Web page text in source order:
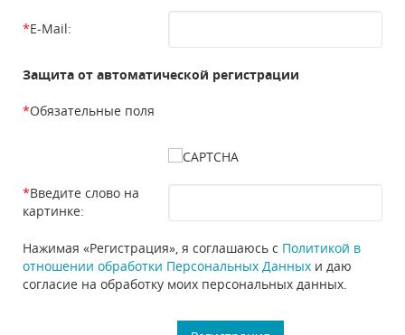
*E-Mail:
Защита от автоматической регистрации
*Обязательные поля
*Введите слово на
картинке:
Нажимая «Регистрация», я соглашаюсь с Политикой в
отношении обработки Персональных Данных и даю
согласие на обработку моих персональных данных.